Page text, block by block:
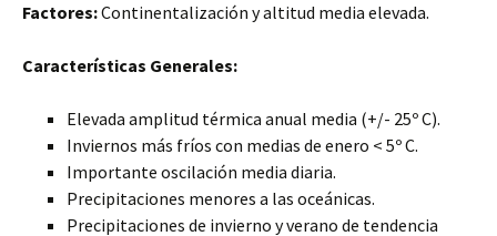
Factores:Continentalización y altitud media elevada.
Características Generales:
Elevada amplitud térmica anual media (+/- 25º C).
Inviernos más fríos con medias de enero < 5º C.
Importante oscilación media diaria.
Precipitaciones menores a las oceánicas.
Precipitaciones de invierno y verano de tendencia